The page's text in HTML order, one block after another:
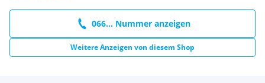
066... Nummer anzeigen
Weitere Anzeigen von diesem Shop